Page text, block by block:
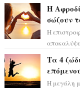
Η
σώζουν
Η
Τα 4
Η μεγάλη